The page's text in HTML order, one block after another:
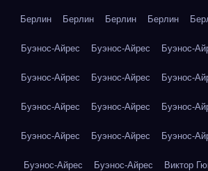
Берлин Берлин Берлин Берлин
Буэнос-Айрес Буэнос-Айрес Буэнос-
Буэнос-Айрес Буэнос-Айрес Буэнос-
Буэнос-Айрес Буэнос-Айрес Буэнос-
Буэнос-Айрес Буэнос-Айрес Буэнос-
Буэнос-Айрес Буэнос-Айрес Виктор